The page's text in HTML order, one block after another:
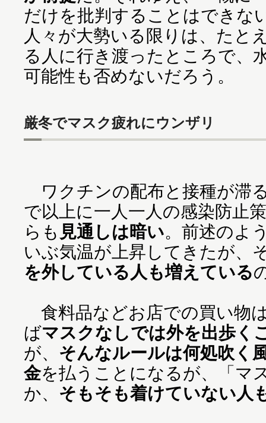
だけを批判することはできな
人々が大勢いる限りは、たと
る人に行き渡ったところで、
可能性も否めないだろう。
厳冬でマスク疲れにウンザリ
ワクチンの配布と接種が滞
で以上に一人一人の感染防止
らも 見通しは暗い。前述のよ
いぶ気温が上昇してきたが、
を外している人も増えている
食料品などお店での買い物
ばマスクなしでは外を出歩く
が、 そんなルールは何処吹く
金を払うことになるが、「マ
か、 そもそも着けていない人